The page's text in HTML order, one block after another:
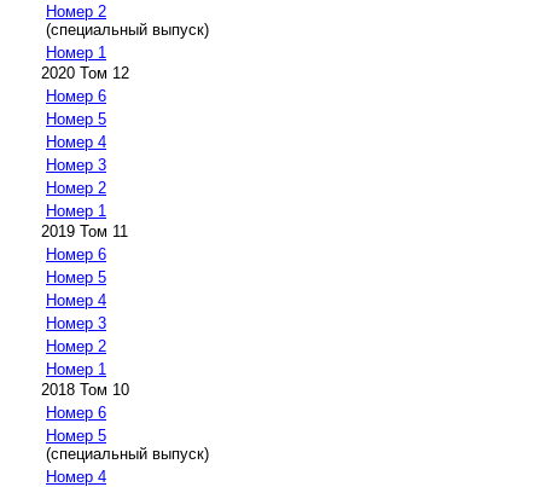
Номер 2
(специальный выпуск)
Номер 1
2020 Том 12
Номер 6
Номер 5
Номер 4
Номер 3
Номер 2
Номер 1
2019 Том 11
Номер 6
Номер 5
Номер 4
Номер 3
Номер 2
Номер 1
2018 Том 10
Номер 6
Номер 5
(специальный выпуск)
Номер 4